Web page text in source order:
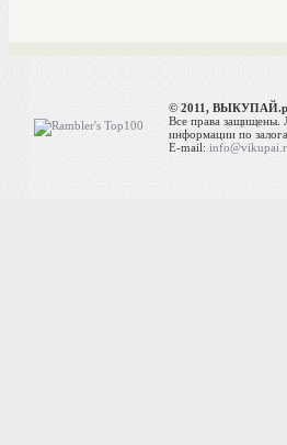
© 2011,
Все права защищены.
информации по
E-mail: